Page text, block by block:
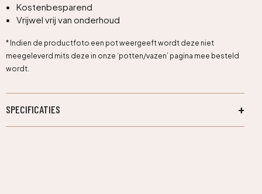
Kostenbesparend
Vrijwel vrij van onderhoud
* Indien de productfoto een pot weergeeft wordt deze niet
meegeleverd mits deze in onze ‘potten/vazen’ pagina mee besteld
wordt.
SPECIFICATIES